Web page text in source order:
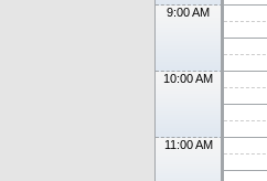
9:00 AM
10:00 AM
11:00 AM